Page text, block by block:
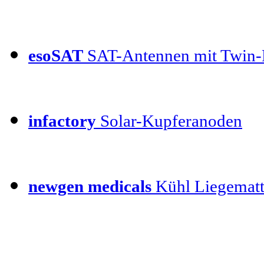
esoSAT SAT-Antennen mit
infactory Solar-Kupferanoden
newgen medicals Kühl